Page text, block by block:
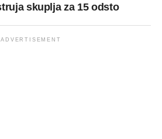
skuplja za 15 odsto
ADVERTISEMENT